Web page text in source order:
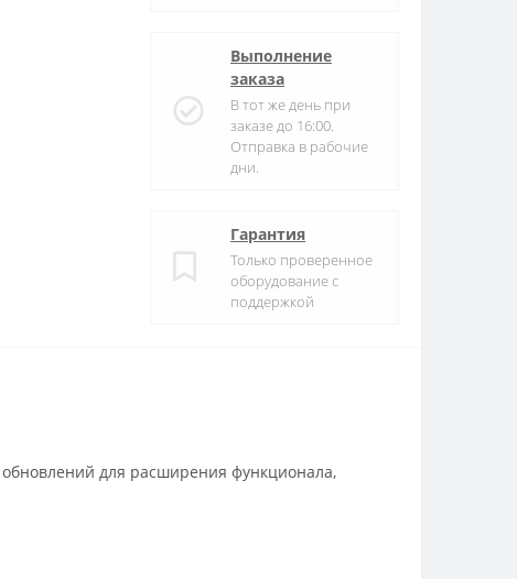
Выполнение
заказа
В тот же день при
заказе до 16:00.
Отправка в рабочие
дни.
Гарантия
Только проверенное
оборудование с
поддержкой
для расширения функционала,